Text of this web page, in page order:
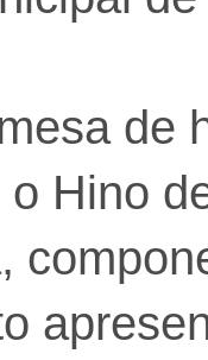
de
Hino